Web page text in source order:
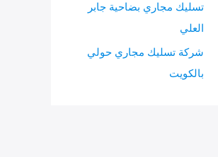
تسليك مجاري بضاحية جابر
العلي
شركة تسليك مجاري حولي
بالكويت